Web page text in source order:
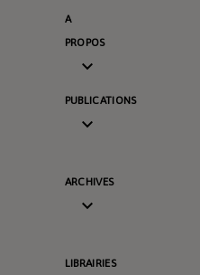
A
PROPOS

PUBLICATIONS

ARCHIVES

LIBRAIRIES